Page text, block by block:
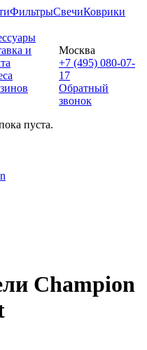
ФильтрыСвечиКоврики
и
пуста.
Москва
+7 (495) 080-07-
17
Обратный
звонок
Champion